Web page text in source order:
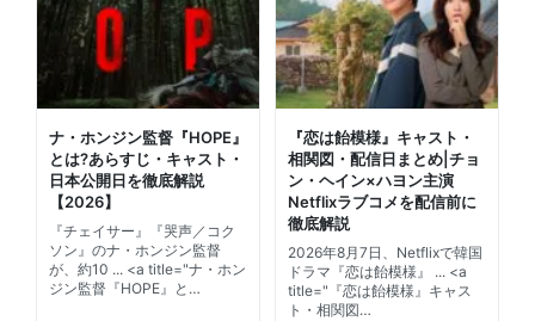
ナ・ホンジン監督『HOPE』
とは?あらすじ・キャスト・
日本公開日を徹底解説
【2026】
『チェイサー』『哭声／コク
ソン』のナ・ホンジン監督
が、約10 ... <a title="ナ・ホン
ジン監督『HOPE』と…
『恋は飴模様』キャスト・
相関図・配信日まとめ|チョ
ン・ヘイン×ハヨン主演
Netflixラブコメを配信前に
徹底解説
2026年8月7日、Netflixで韓国
ドラマ『恋は飴模様』 ... <a
title="『恋は飴模様』キャス
ト・相関図…